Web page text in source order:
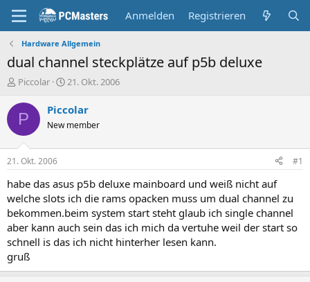
Anmelden Registrieren
Hardware Allgemein
dual channel steckplätze auf p5b deluxe
E
s
e
r
Piccolar
E
s
e
t
a
m
21. Okt. 2006
P Piccolar
New member
21. Okt. 2006 #1
habe das asus p5b deluxe mainboard und weiß nicht auf
welche slots ich die rams opacken muss um dual channel zu
bekommen.beim system start steht glaub ich single channel
aber kann auch sein das ich mich da vertuhe weil der start so
schnell is das ich nicht hinterher lesen kann.
gruß